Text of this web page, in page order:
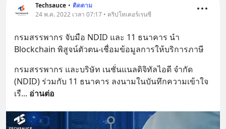
Techsauce • ติดตาม
24 พ.ค. 2022 เวลา 07:17 • คริปโทเคอร์เรนซี
กรมสรรพากร จับมือ NDID และ 11 ธนาคาร นำ
Blockchain พิสูจน์ตัวตน-เชื่อมข้อมูลการให้บริการภาษี
กรมสรรพากร และบริษัท เนชั่นแนลดิจิทัลไอดี จำกัด
(NDID) ร่วมกับ 11 ธนาคาร ลงนามในบันทึกความเข้าใจ
เรื... อ่านต่อ